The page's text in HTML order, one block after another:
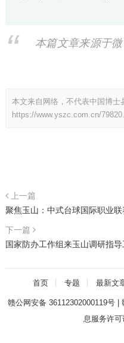
本篇文章来源于
本文来自网络，不代表中国博
https://www.yszc.com.cn/
上一篇
聚焦玉山：中式台球国际职业
下一篇
国家防办工作组来玉山调研指
首页 专题 最新文
赣公网安备 36112302000119号|
息服务许可